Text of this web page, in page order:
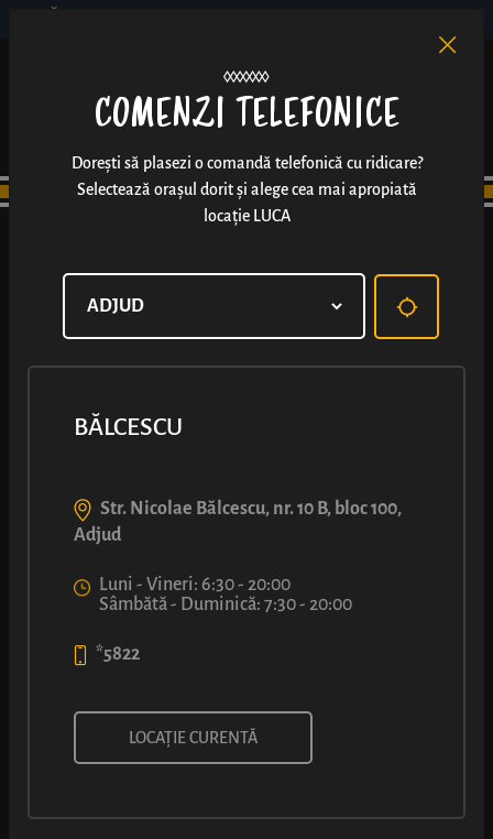
SANDVIȘ CU FILE DE PIEPT DE
PUI (SOS DULCE)
COMENZI TELEFONICE
Dorești să plasezi o comandă telefonică cu ridicare?
Selectează orașul dorit și alege cea mai apropiată
locație LUCA
BĂLCESCU
Str. Nicolae Bălcescu, nr. 10 B, bloc 100,
Adjud
Luni - Vineri: 6:30 - 20:00
Sâmbătă - Duminică: 7:30 - 20:00
*5822
LOCAȚIE CURENTĂ